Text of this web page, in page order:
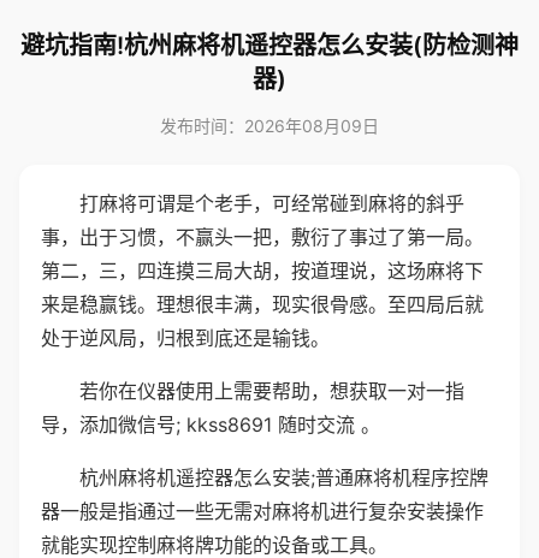
避坑指南!杭州麻将机遥控器怎么安装(防检测神
器)
发布时间：2026年08月09日
打麻将可谓是个老手，可经常碰到麻将的斜乎
事，出于习惯，不赢头一把，敷衍了事过了第一局。
第二，三，四连摸三局大胡，按道理说，这场麻将下
来是稳赢钱。理想很丰满，现实很骨感。至四局后就
处于逆风局，归根到底还是输钱。
若你在仪器使用上需要帮助，想获取一对一指
导，添加微信号; kkss8691 随时交流 。
杭州麻将机遥控器怎么安装;普通麻将机程序控牌
器一般是指通过一些无需对麻将机进行复杂安装操作
就能实现控制麻将牌功能的设备或工具。